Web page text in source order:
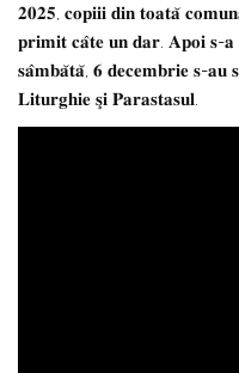
𝟐𝟎𝟐𝟓, 𝐜𝐨𝐩𝐢𝐢𝐢 𝐝𝐢𝐧 𝐭𝐨𝐚𝐭𝐚̆
𝐩𝐫𝐢𝐦𝐢𝐭 𝐜𝐚̂𝐭𝐞 𝐮𝐧 𝐝𝐚𝐫. 𝐀𝐩𝐨𝐢 𝐬-𝐚
𝐬𝐚̂𝐦𝐛𝐚̆𝐭𝐚̆, 𝟔 𝐝𝐞𝐜𝐞𝐦𝐛𝐫𝐢𝐞 𝐬-𝐚𝐮
𝐋𝐢𝐭𝐮𝐫𝐠𝐡𝐢𝐞 𝐬̧𝐢 𝐏𝐚𝐫𝐚𝐬𝐭𝐚𝐬𝐮𝐥.